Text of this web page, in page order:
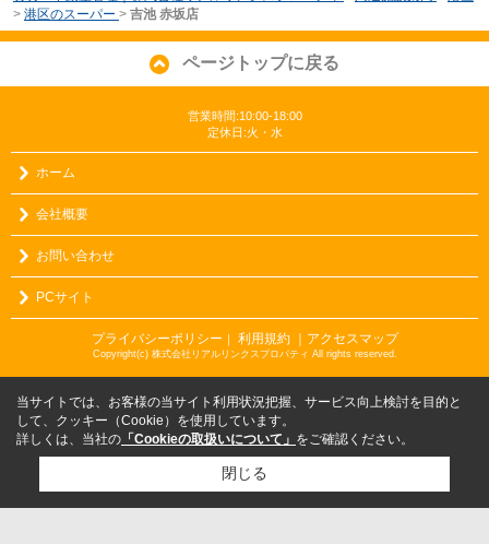
> 港区のスーパー > 吉池 赤坂店
ページトップに戻る
営業時間:10:00-18:00
定休日:火・水
ホーム
会社概要
お問い合わせ
PCサイト
プライバシーポリシー ｜ 利用規約 ｜アクセスマップ
Copyright(c) 株式会社リアルリンクスプロパティ All rights reserved.
当サイトでは、お客様の当サイト利用状況把握、サービス向上検討を目的と
して、クッキー（Cookie）を使用しています。
詳しくは、当社の 「Cookieの取扱いについて」 をご確認ください。
閉じる